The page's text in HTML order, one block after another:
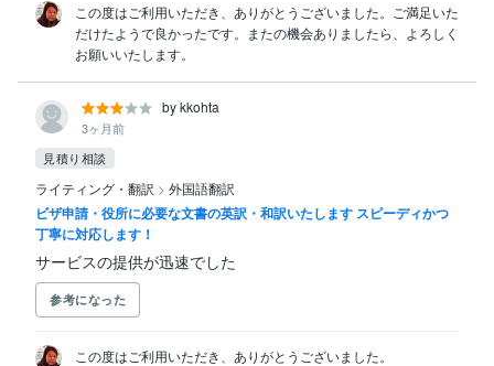
この度はご利用いただき、ありがとうございました。ご満足いた
だけたようで良かったです。またの機会ありましたら、よろしく
お願いいたします。
by kkohta
3ヶ月前
見積り相談
ライティング・翻訳 > 外国語翻訳
ビザ申請・役所に必要な文書の英訳・和訳いたします スピーディかつ
丁寧に対応します！
サービスの提供が迅速でした
参考になった
この度はご利用いただき、ありがとうございました。